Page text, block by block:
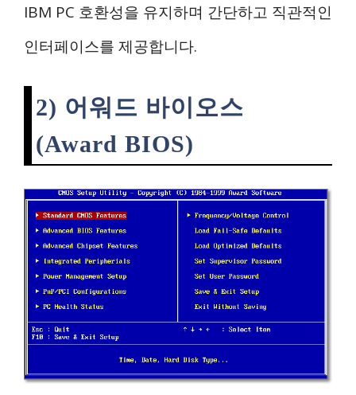
IBM PC 호환성을 유지하며 간단하고 직관적인
인터페이스를 제공합니다.
2) 어워드 바이오스
(Award BIOS)